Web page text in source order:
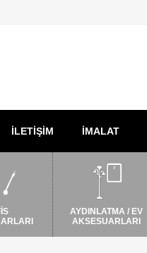
İLETİŞİM İMALAT
AYDINLATMA / EV
AKSESUARLARI